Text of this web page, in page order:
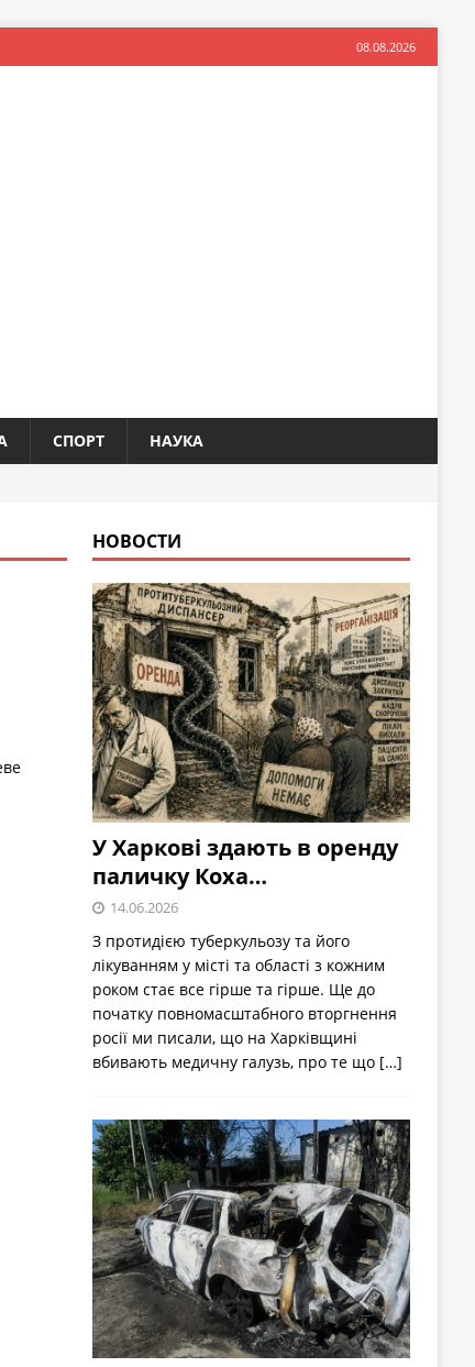
08.08.2026
СПОРТ НАУКА
НОВОСТИ
У Харкові здають в оренду
паличку Коха…
14.06.2026
З протидією туберкульозу та його
лікуванням у місті та області з кожним
роком стає все гірше та гірше. Ще до
початку повномасштабного вторгнення
росії ми писали, що на Харківщині
вбивають медичну галузь, про те що […]